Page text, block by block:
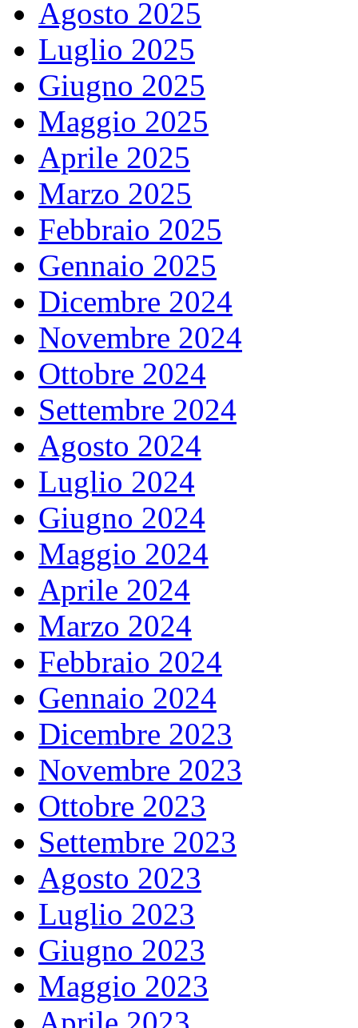
Agosto 2025
Luglio 2025
Giugno 2025
Maggio 2025
Aprile 2025
Marzo 2025
Febbraio 2025
Gennaio 2025
Dicembre 2024
Novembre 2024
Ottobre 2024
Settembre 2024
Agosto 2024
Luglio 2024
Giugno 2024
Maggio 2024
Aprile 2024
Marzo 2024
Febbraio 2024
Gennaio 2024
Dicembre 2023
Novembre 2023
Ottobre 2023
Settembre 2023
Agosto 2023
Luglio 2023
Giugno 2023
Maggio 2023